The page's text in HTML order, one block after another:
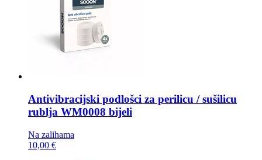
Antivibracijski podlošci za perilicu / sušilicu
rublja WM0008 bijeli
Na zalihama
10,00 €